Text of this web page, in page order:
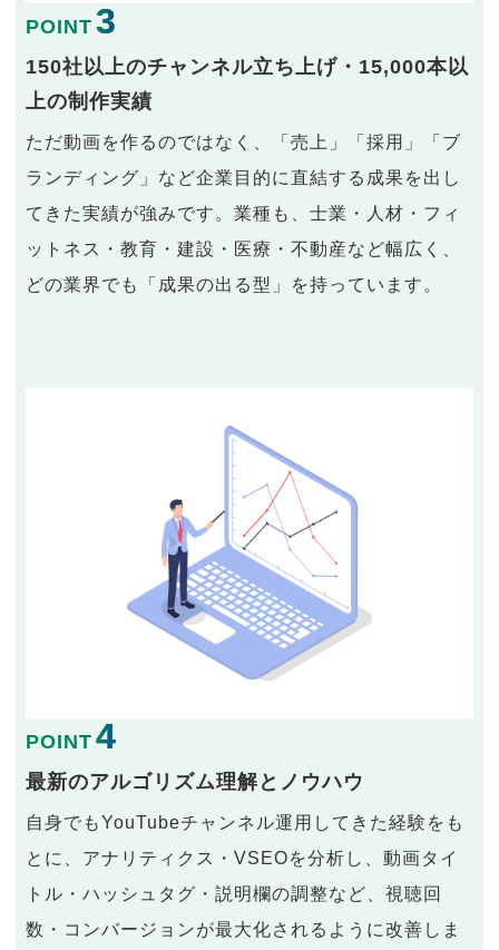
POINT 3
150社以上のチャンネル立ち上げ・15,000本以
上の制作実績
ただ動画を作るのではなく、「売上」「採用」「ブ
ランディング」など企業目的に直結する成果を出し
てきた実績が強みです。業種も、士業・人材・フィ
ットネス・教育・建設・医療・不動産など幅広く、
どの業界でも「成果の出る型」を持っています。
POINT 4
最新のアルゴリズム理解とノウハウ
自身でもYouTubeチャンネル運用してきた経験をも
とに、アナリティクス・VSEOを分析し、動画タイ
トル・ハッシュタグ・説明欄の調整など、視聴回
数・コンバージョンが最大化されるように改善しま